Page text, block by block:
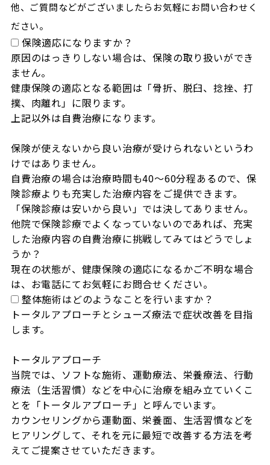
他、ご質問などがございましたらお気軽にお問い合わせく
ださい。
保険適応になりますか？
原因のはっきりしない場合は、保険の取り扱いができ
ません。
健康保険の適応となる範囲は「骨折、脱臼、捻挫、打
撲、肉離れ」に限ります。
上記以外は自費治療になります。
保険が使えないから良い治療が受けられないというわ
けではありません。
自費治療の場合は治療時間も40～60分程あるので、保
険診療よりも充実した治療内容をご提供できます。
「保険診療は安いから良い」では決してありません。
他院で保険診療でよくなっていないのであれば、充実
した治療内容の自費治療に挑戦してみてはどうでしょ
うか？
現在の状態が、健康保険の適応になるかご不明な場合
は、お電話にてお気軽にお問合せください。
整体施術はどのようなことを行いますか？
トータルアプローチとシューズ療法で症状改善を目指
します。
トータルアプローチ
当院では、ソフトな施術、運動療法、栄養療法、行動
療法（生活習慣）などを中心に治療を組み立ていくこ
とを「トータルアプローチ」と呼んでいます。
カウンセリングから運動面、栄養面、生活習慣などを
ヒアリングして、それを元に最短で改善する方法を考
えてご提案させていただきます。